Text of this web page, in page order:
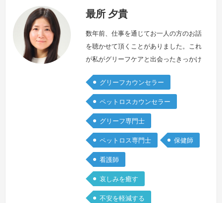
最所 夕貴
数年前、仕事を通じてお一人の方のお話
を聴かせて頂くことがありました。これ
が私がグリーフケアと出会ったきっかけ
思っていたものの、実際には、その方が
抱えていらっしゃる哀しみを知り、何も
できずただその場にいることしかできま
せんでした。その経験をきっかけにグリ
ーフケアを学び始めました。グリーフケ
アを学んで分かったことは〇大切な存在
を失った哀しみは、お一人一人違う、特
別な… 続きを見る »
グリーフカウンセラー
ペットロスカウンセラー
グリーフ専門士
ペットロス専門士 保健師
看護師
哀しみを癒す
不安を軽減する